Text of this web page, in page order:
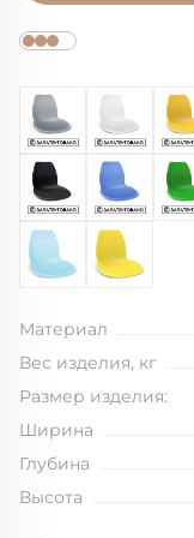
Материал
Вес изделия, кг
Размер изделия:
Ширина
Глубина
Высота